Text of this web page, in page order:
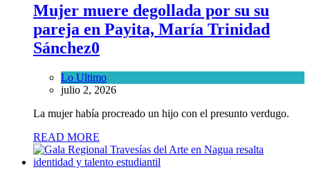
Mujer muere degollada por su su
pareja en Payita, María Trinidad
Sánchez0
Lo Ultimo
julio 2, 2026
La mujer había procreado un hijo con el presunto verdugo.
READ MORE